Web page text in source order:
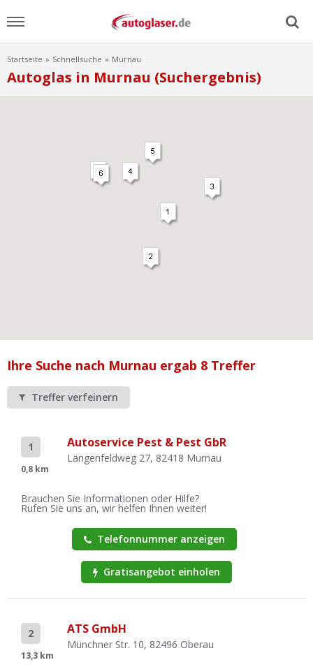
Home
Werkstatt Login
Startseite Schnellsuche Murnau
Autoglas in Murnau (Suchergebnis)
Ihre Suche nach Murnau ergab 8 Treffer
Treffer verfeinern
1
0,8 km
Autoservice Pest & Pest GbR
Längenfeldweg 27, 82418 Murnau
Brauchen Sie Informationen oder Hilfe?
Rufen Sie uns an, wir helfen Ihnen weiter!
Telefonnummer anzeigen
Gratisangebot einholen
2
13,3 km
ATS GmbH
Münchner Str. 10, 82496 Oberau